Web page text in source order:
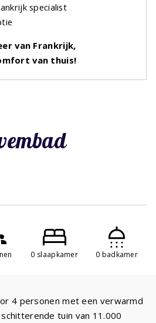
0 slaapkamer 0 badkamer
4 personen met een verwarmd
tuin van 11.000
specialist
van Frankrijk,
van thuis!